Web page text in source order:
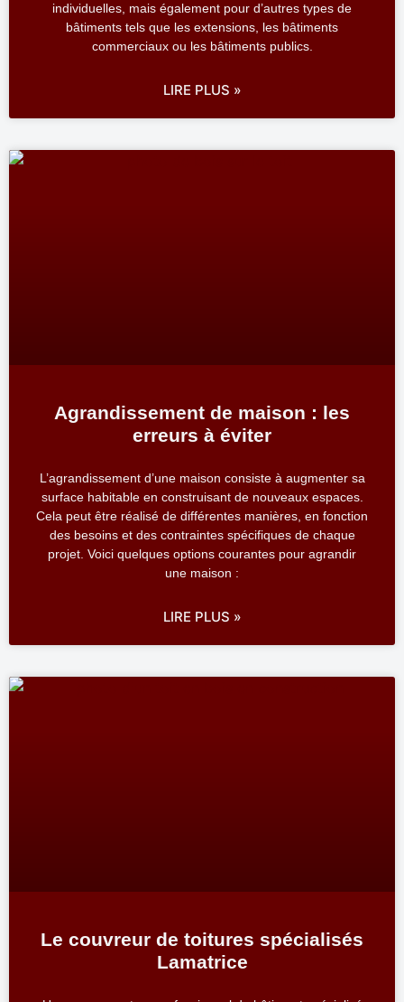
individuelles, mais également pour d’autres types de
bâtiments tels que les extensions, les bâtiments
commerciaux ou les bâtiments publics.
LIRE PLUS »
Agrandissement de maison : les
erreurs à éviter
L’agrandissement d’une maison consiste à augmenter sa
surface habitable en construisant de nouveaux espaces.
Cela peut être réalisé de différentes manières, en fonction
des besoins et des contraintes spécifiques de chaque
projet. Voici quelques options courantes pour agrandir
une maison :
LIRE PLUS »
Le couvreur de toitures spécialisés
Lamatrice